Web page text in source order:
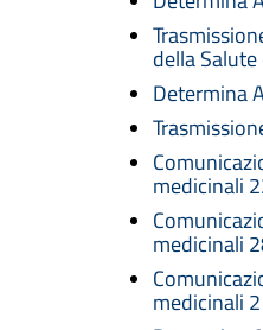
della
Determina
medicinali
medicinali
medicinali